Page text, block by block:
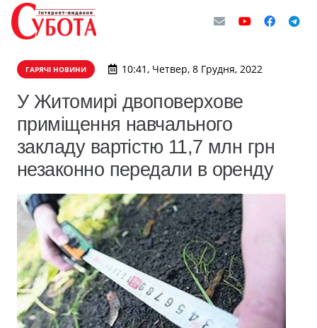
ГАРЯЧІ НОВИНИ 10:41, Четвер, 8 Грудня, 2022
У Житомирі двоповерхове
приміщення навчального
закладу вартістю 11,7 млн грн
незаконно передали в оренду